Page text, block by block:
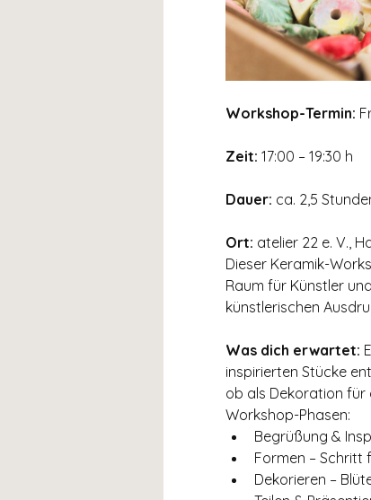
Workshop-Termin:
Zeit: 17:00 – 19:30 h
Dauer: ca. 2,5
Ort: atelier 22 e. V.,
Dieser Keramik-
Raum für Künstler
künstlerischen
Was dich erwartet:
inspirierten Stücke
ob als Dekoration für
Workshop-Phasen:
Begrüßung &
Formen – Schritt
Dekorieren –